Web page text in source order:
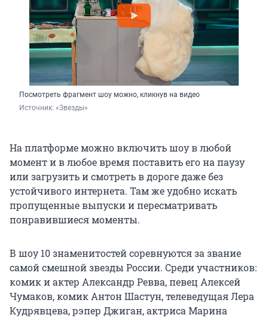
Посмотреть фрагмент шоу можно, кликнув на видео
Источник: «Звезды»
На платформе можно включить шоу в любой
момент и в любое время поставить его на паузу
или загрузить и смотреть в дороге даже без
устойчивого интернета. Там же удобно искать
пропущенные выпуски и пересматривать
понравившиеся моменты.
В шоу 10 знаменитостей соревнуются за звание
самой смешной звезды России. Среди участников:
комик и актер Александр Ревва, певец Алексей
Чумаков, комик Антон Шастун, телеведущая Лера
Кудрявцева, рэпер Джиган, актриса Марина